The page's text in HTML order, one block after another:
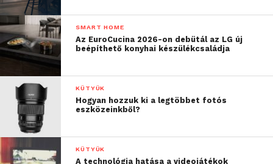
SMART HOME
Az EuroCucina 2026-on debütál az LG új
beépíthető konyhai készülékcsaládja
KÜTYÜK
Hogyan hozzuk ki a legtöbbet fotós
eszközeinkből?
KÜTYÜK
A technológia hatása a videojátékok